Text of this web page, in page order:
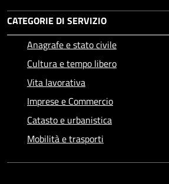
CATEGORIE DI SERVIZIO
Anagrafe e stato civile
Cultura e tempo libero
Vita lavorativa
Imprese e Commercio
Catasto e urbanistica
Mobilità e trasporti